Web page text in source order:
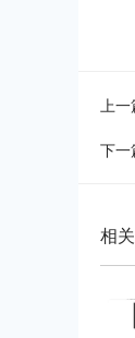
上一
下一
相